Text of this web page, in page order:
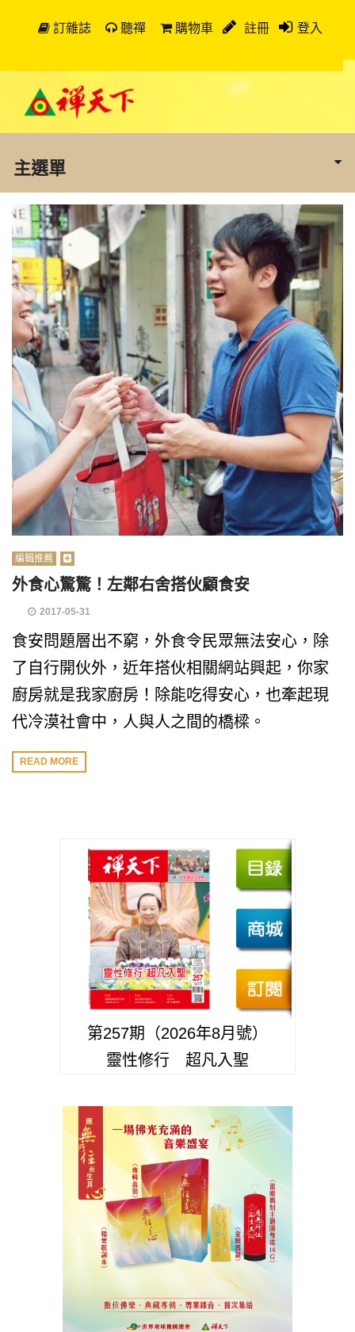
訂雜誌 聽禪 購物車 註冊 登入
主選單
編輯推薦
外食心驚驚！左鄰右舍搭伙顧食安
2017-05-31
食安問題層出不窮，外食令民眾無法安心，除
了自行開伙外，近年搭伙相關網站興起，你家
廚房就是我家廚房！除能吃得安心，也牽起現
代冷漠社會中，人與人之間的橋樑。
READ MORE
第257期（2026年8月號）
靈性修行 超凡入聖